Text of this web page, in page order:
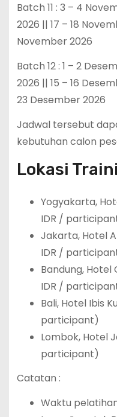
Batch 11 : 3 – 4
2026 || 17 – 18
November 2026
Batch 12 : 1 – 2
2026 || 15 – 16
23 Desember 2026
Jadwal tersebut
kebutuhan calon
Lokasi
Yogyakarta,
IDR /
Jakarta, Hotel
IDR /
Bandung, Hotel
IDR /
Bali, Hotel Ibis
participant)
Lombok, Hotel
participant)
Catatan :
Waktu